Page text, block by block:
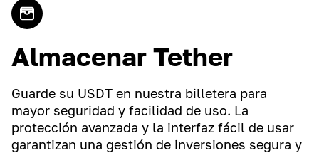
Almacenar Tether
Guarde su USDT en nuestra billetera para
mayor seguridad y facilidad de uso. La
protección avanzada y la interfaz fácil de usar
garantizan una gestión de inversiones segura y